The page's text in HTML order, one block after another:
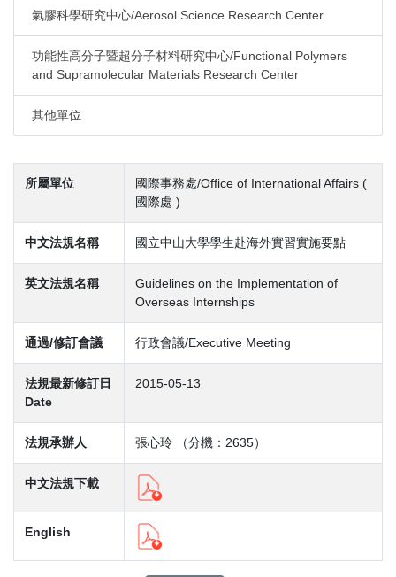
氣膠科學研究中心/Aerosol Science Research Center
功能性高分子暨超分子材料研究中心/Functional Polymers
and Supramolecular Materials Research Center
其他單位
所屬單位
國際事務處/Office of International Affairs (
國際處 )
中文法規名稱 國立中山大學學生赴海外實習實施要點
英文法規名稱
Guidelines on the Implementation of
Overseas Internships
通過/修訂會議 行政會議/Executive Meeting
法規最新修訂日
Date
2015-05-13
法規承辦人 張心玲 （分機：2635）
中文法規下載
English